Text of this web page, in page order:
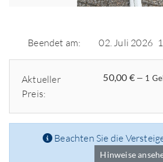
Beendet am: 02. Juli 2026
Aktueller
Preis:
50,00 € — 1
Beachten Sie die
Hinweise